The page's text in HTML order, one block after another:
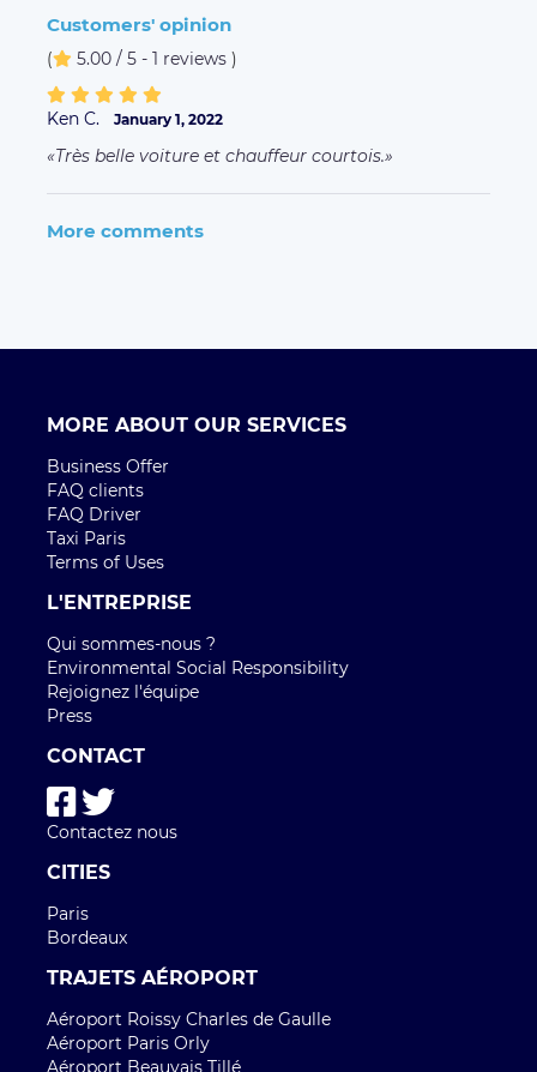
Customers' opinion
( 5.00 / 5 - 1 reviews )
Ken C. January 1, 2022
Très belle voiture et chauffeur courtois.
More comments
MORE ABOUT OUR SERVICES
Business Offer
FAQ clients
FAQ Driver
Taxi Paris
Terms of Uses
L'ENTREPRISE
Qui sommes-nous ?
Environmental Social Responsibility
Rejoignez l'équipe
Press
CONTACT
Contactez nous
CITIES
Paris
Bordeaux
TRAJETS AÉROPORT
Aéroport Roissy Charles de Gaulle
Aéroport Paris Orly
Aéroport Beauvais Tillé